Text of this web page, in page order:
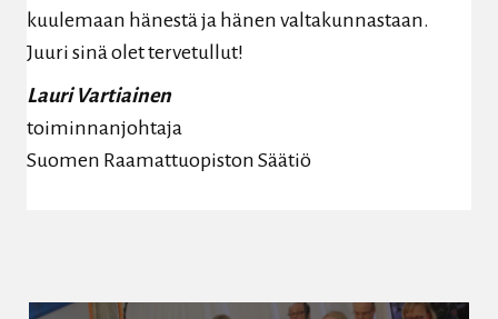
kuulemaan hänestä ja hänen valtakunnastaan.
Juuri sinä olet tervetullut!
Lauri Vartiainen
toiminnanjohtaja
Suomen Raamattuopiston Säätiö